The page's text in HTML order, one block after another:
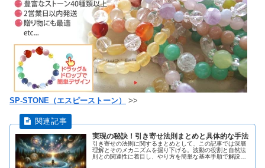
SP-STONE（エスピーストーン） >>
実現の秘訣！引き寄せ法則まとめと具体的な手法
引き寄せの法則に関するまとめとして、この記事では深層
理解とそのメカニズムを掘り下げる。波動の役割と自然法
則との関連性に着目し、やり方を簡単な基本手順で解説し